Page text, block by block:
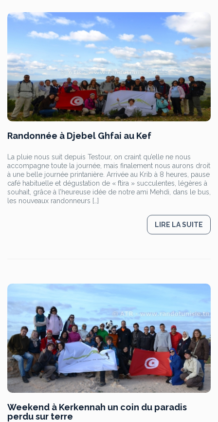
Randonnée à Djebel Ghfai au Kef
La pluie nous suit depuis Testour, on craint qu’elle ne nous
accompagne toute la journée, mais finalement nous aurons droit
à une belle journée printanière. Arrivée au Krib à 8 heures, pause
café habituelle et dégustation de « ftira » succulentes, légères à
souhait, grâce à l’heureuse idée de notre ami Mehdi, dans le bus,
les nouveaux randonneurs […]
LIRE LA SUITE
Weekend à Kerkennah un coin du paradis
perdu sur terre